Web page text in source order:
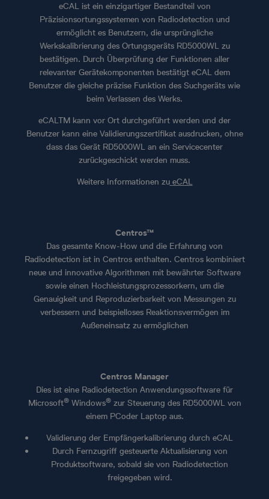
eCAL ist ein einzigartiger Bestandteil von
Präzisionsortungssystemen von Radiodetection und
ermöglicht es Benutzern, die ursprüngliche
Werkskalibrierung des Ortungsgeräts RD5000WL zu
bestätigen. Durch Überprüfung der Funktionen aller
relevanter Gerätekomponenten bestätigt eCAL dem
Benutzer die gleiche präzise Funktion des Suchgeräts wie
beim Verlassen des Werks.
eCALTM kann vor Ort durchgeführt werden und der
Benutzer kann eine Validierungszertifikat ausdrucken, ohne
dass das Gerät RD5000WL an ein Servicecenter
zurückgeschickt werden muss.
Weitere Informationen zu eCAL
Centros™
Das gesamte Know-How und die Erfahrung von
Radiodetection ist in Centros enthalten. Centros kombiniert
neue und innovative Algorithmen mit bewährter Software
sowie einen Hochleistungsprozessorkern, um die
Genauigkeit und Reproduzierbarkeit von Messungen zu
verbessern und beispielloses Reaktionsvermögen im
Außeneinsatz zu ermöglichen
Centros Manager
Dies ist eine Radiodetection Anwendungssoftware für
Microsoft®Windows®zur Steuerung des RD5000WL von
einem PCoder Laptop aus.
Validierung der Empfängerkalibrierung durch eCAL
Durch Fernzugriff gesteuerte Aktualisierung von
Produktsoftware, sobald sie von Radiodetection
freigegeben wird.